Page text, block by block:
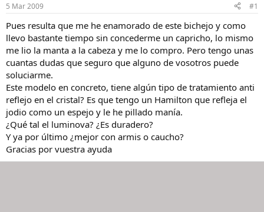
d
e
l
h
i
l
o
i
c
i
o
5 Mar 2009 #1
Pues resulta que me he enamorado de este bichejo y como
llevo bastante tiempo sin concederme un capricho, lo mismo
me lio la manta a la cabeza y me lo compro. Pero tengo unas
cuantas dudas que seguro que alguno de vosotros puede
soluciarme.
Este modelo en concreto, tiene algún tipo de tratamiento anti
reflejo en el cristal? Es que tengo un Hamilton que refleja el
jodio como un espejo y le he pillado manía.
¿Qué tal el luminova? ¿Es duradero?
Y ya por último ¿mejor con armis o caucho?
Gracias por vuestra ayuda